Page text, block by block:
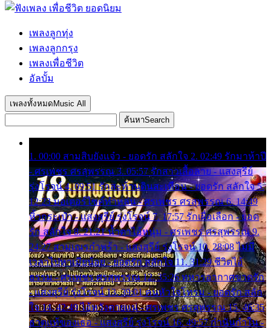
เพลงลูกทุ่ง
เพลงลูกกรุง
เพลงเพื่อชีวิต
อัลบั้ม
เพลงทั้งหมด Music All
ค้นหาSearch
1. 00:00 สามสิบยังแจ๋ว - ยอดรัก สลักใจ 2. 02:49 รักมาห้าปี
- ศรเพชร ศรสุพรรณ 3. 05:57 รักสาวเสื้อลาย - แสงสุรีย์
รุ่งโรจน์ 4. 09:51 รักสะท้านดินสะเทือน - ยอดรัก สลักใจ 5.
12:23 มอเตอร์ไซค์ทำหล่น - ศรเพชร ศรสุพรรณ 6. 14:49
หิ้วกระเป๋า - แสงสุรีย์ รุ่งโรจน์ 7. 17:57 รักเผื่อเลือก - ยอด
รัก สลักใจ 8. 21:21 น้ำตาไอ้หนุ่ม - ศรเพชร ศรสุพรรณ 9.
24:27 สามเณรกำพร้า - แสงสุรีย์ รุ่งโรจน์ 10. 28:08 ไม่มี
เวลาไปหาเมียน้อย - ยอดรัก สลักใจ 11. 31:29 ชีวิตไอ้
ธรรม - ศรเพชร ศรสุพรรณ 12. 35:26 ทหารอากาศขาดรัก
- แสงสุรีย์ รุ่งโรจน์ 13. 39:01 คนหัวใจโทรม - ยอดรัก สลัก
ใจ 14. 42:49 ไอ้หวังตายแน่ - ศรเพชร ศรสุพรรณ 15. 46:35
ธาตุแท้ของเธอ - แสงสุรีย์ รุ่งโรจน์ 16. 49:57 กำนันกำใน -